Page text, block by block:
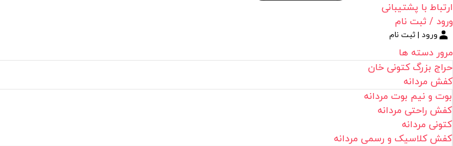
ارتباط با پشتیبانی
ورود / ثبت نام
ورود | ثبت نام
مرور دسته ها
حراج بزرگ کتونی خان
کفش مردانه
بوت و نیم بوت مردانه
کفش راحتی مردانه
کتونی مردانه
کفش کلاسیک و رسمی مردانه